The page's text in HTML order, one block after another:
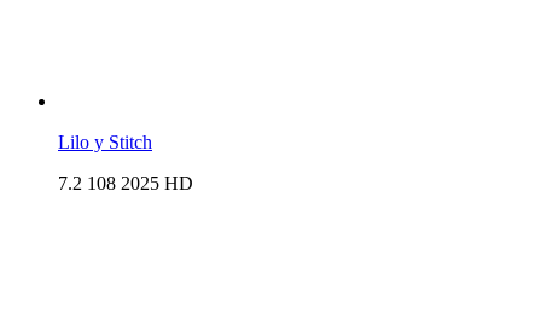
Lilo y Stitch
7.2 108 2025 HD